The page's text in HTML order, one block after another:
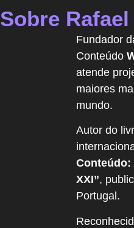
Sobre Rafael
Fundador
Conteúdo
atende
maiores
mundo.
Autor do
Conteúdo:
XXI”,
Portugal.